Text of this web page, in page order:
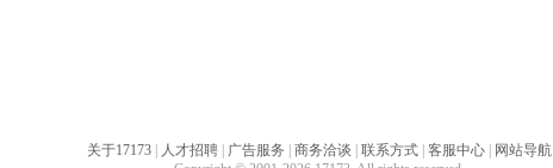
关于17173 人才招聘 广告服务 商务洽谈 联系方式 客服中心
网站导航